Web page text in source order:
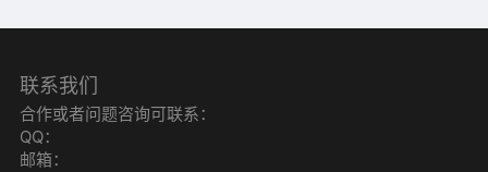
联系我们
合作或者问题咨询可联系：
QQ：
邮箱：